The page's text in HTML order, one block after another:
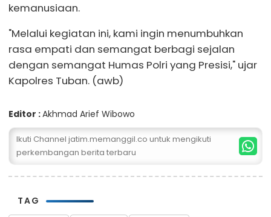
kemanusiaan.
"Melalui kegiatan ini, kami ingin menumbuhkan
rasa empati dan semangat berbagi sejalan
dengan semangat Humas Polri yang Presisi," ujar
Kapolres Tuban. (awb)
Editor :Akhmad Arief Wibowo
Ikuti Channel jatim.memanggil.co untuk mengikuti
perkembangan berita terbaru
TAG